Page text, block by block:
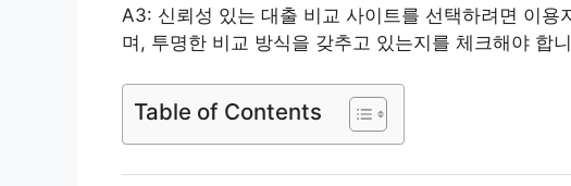
A3: 신뢰성 있는 대출 비교 사이트를 선택하려면 이용
며, 투명한 비교 방식을 갖추고 있는지를 체크해야 합
Table of Contents